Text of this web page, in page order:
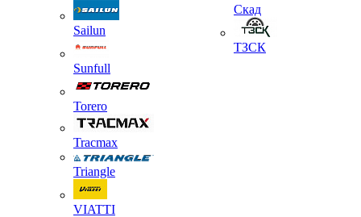
Sailun
Sunfull
Torero
Tracmax
Triangle
VIATTI
Скад
ТЗСК